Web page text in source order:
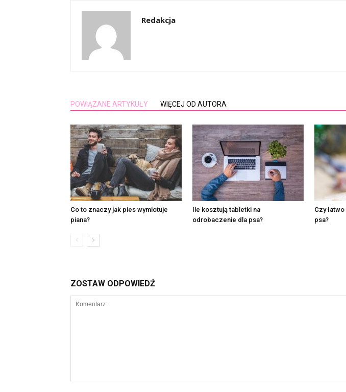
Redakcja
POWIĄZANE ARTYKUŁY WIĘCEJ OD AUTORA
Co to znaczy jak pies wymiotuje
piana?
Ile kosztują tabletki na
odrobaczenie dla psa?
Czy
psa?
ZOSTAW ODPOWIEDŹ